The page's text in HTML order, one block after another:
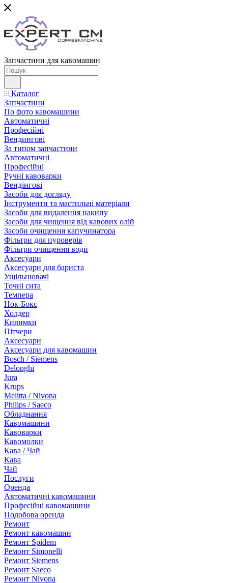
Запчастини для кавомашин
Каталог
Запчастини
По фото кавомашини
Автоматичні
Професійні
Вендингові
За типом запчастини
Автоматичні
Професійні
Ручні кавоварки
Вендінгові
Засоби для догляду
Інструменти та мастильні матеріали
Засоби для видалення накипу
Засоби для чищення від кавових олій
Засоби очищення капучинатора
Фільтри для пуроверів
Фільтри очищення води
Аксесуари
Аксесуари для бариста
Ущільнювачі
Точні сита
Темпера
Нок-Бокс
Холдер
Килимки
Пітчери
Аксесуари
Аксесуари для кавомашин
Bosch / Siemens
Delonghi
Jura
Krups
Melitta / Nivona
Philips / Saeco
Обладнання
Кавомашини
Кавоварки
Кавомолки
Кава / Чай
Кава
Чай
Послуги
Оренда
Автоматичні кавомашини
Професійні кавомашини
Подобова оренда
Ремонт
Ремонт кавомашин
Ремонт Spidem
Ремонт Simonelli
Ремонт Siemens
Ремонт Saeco
Ремонт Nivona